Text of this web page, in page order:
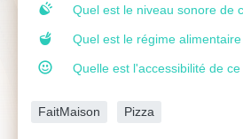
Quel est le niveau sonore de
Quel est le régime
Quelle est l'accessibilité de
FaitMaison Pizza